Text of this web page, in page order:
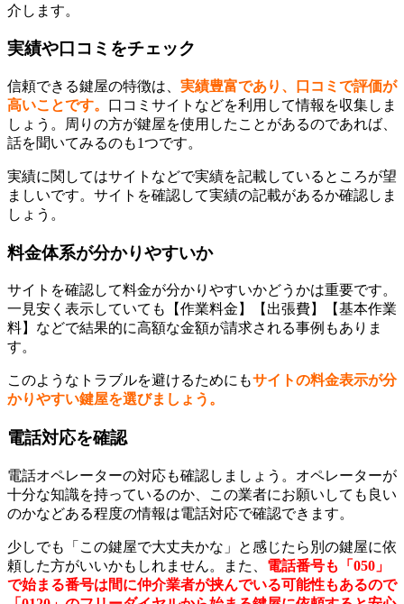
介します。
実績や口コミをチェック
信頼できる鍵屋の特徴は、 実績豊富であり、口コミで評価が
高いことです。 口コミサイトなどを利用して情報を収集しま
しょう。周りの方が鍵屋を使用したことがあるのであれば、
話を聞いてみるのも1つです。
実績に関してはサイトなどで実績を記載しているところが望
ましいです。サイトを確認して実績の記載があるか確認しま
しょう。
料金体系が分かりやすいか
サイトを確認して料金が分かりやすいかどうかは重要です。
一見安く表示していても【作業料金】【出張費】【基本作業
料】などで結果的に高額な金額が請求される事例もありま
す。
このようなトラブルを避けるためにもサイトの料金表示が分
かりやすい鍵屋を選びましょう。
電話対応を確認
電話オペレーターの対応も確認しましょう。オペレーターが
十分な知識を持っているのか、この業者にお願いしても良い
のかなどある程度の情報は電話対応で確認できます。
少しでも「この鍵屋で大丈夫かな」と感じたら別の鍵屋に依
頼した方がいいかもしれません。また、 電話番号も「050」
で始まる番号は間に仲介業者が挟んでいる可能性もあるので